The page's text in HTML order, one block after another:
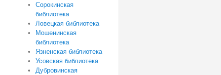
Сорокинская
библиотека
Ловецкая библиотека
Мошенинская
библиотека
Язненская библиотека
Усовская библиотека
Дубровинская